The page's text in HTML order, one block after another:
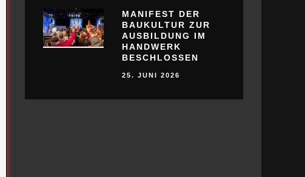
MANIFEST DER
BAUKULTUR ZUR
AUSBILDUNG IM
HANDWERK
BESCHLOSSEN
25. JUNI 2026